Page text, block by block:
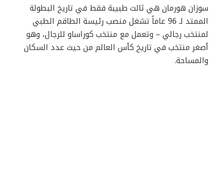
سوزان هورمان هي ثالث طبيبة فقط في تاريخ البطولة
الممتد لـ 96 عاماً تشغل منصب رئيسة الطاقم الطبي
لمنتخب رجالي – وتعمل مع منتخب كوراساو للرجال، وهو
أصغر منتخب في تاريخ كأس العالم من حيث عدد السكان
والمساحة.